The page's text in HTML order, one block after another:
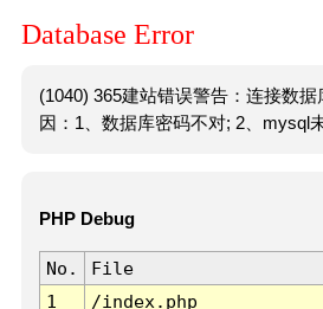
Database Error
(1040) 365建站错误警告：连接数
因：1、数据库密码不对; 2、mysql
PHP Debug
No. File
1
/index.php